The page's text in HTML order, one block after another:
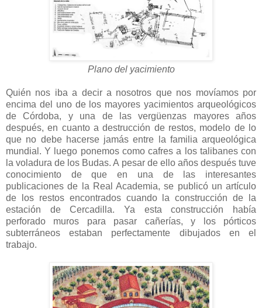
Plano del yacimiento
Quién nos iba a decir a nosotros que nos movíamos por
encima del uno de los mayores yacimientos arqueológicos
de Córdoba, y una de las vergüenzas mayores años
después, en cuanto a destrucción de restos, modelo de lo
que no debe hacerse jamás entre la familia arqueológica
mundial. Y luego ponemos como cafres a los talibanes con
la voladura de los Budas. A pesar de ello años después tuve
conocimiento de que en una de las interesantes
publicaciones de la Real Academia, se publicó un artículo
de los restos encontrados cuando la construcción de la
estación de Cercadilla. Ya esta construcción había
perforado muros para pasar cañerías, y los pórticos
subterráneos estaban perfectamente dibujados en el
trabajo.